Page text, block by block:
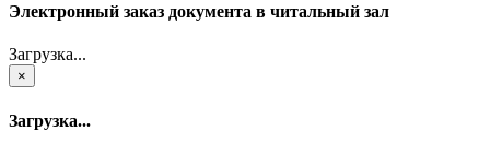
Электронный заказ документа в читальный зал
Загрузка...
×
Загрузка...